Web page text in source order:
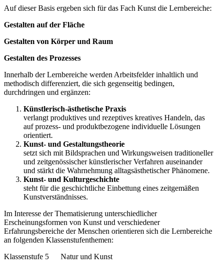
Auf dieser Basis ergeben sich für das Fach Kunst die Lernbereiche:
Gestalten auf der Fläche
Gestalten von Körper und Raum
Gestalten des Prozesses
Innerhalb der Lernbereiche werden Arbeitsfelder inhaltlich und
methodisch differenziert, die sich gegenseitig bedingen,
durchdringen und ergänzen:
Künstlerisch-ästhetische Praxis
verlangt produktives und rezeptives kreatives Handeln, das
auf prozess- und produktbezogene individuelle Lösungen
orientiert.
Kunst- und Gestaltungstheorie
setzt sich mit Bildsprachen und Wirkungsweisen traditioneller
und zeitgenössischer künstlerischer Verfahren auseinander
und stärkt die Wahrnehmung alltagsästhetischer Phänomene.
Kunst- und Kulturgeschichte
steht für die geschichtliche Einbettung eines zeitgemäßen
Kunstverständnisses.
Im Interesse der Thematisierung unterschiedlicher
Erscheinungsformen von Kunst und verschiedener
Erfahrungsbereiche der Menschen orientieren sich die Lernbereiche
an folgenden Klassenstufenthemen:
Klassenstufe 5 Natur und Kunst